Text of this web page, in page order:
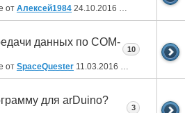
от Алексей1984 24.10.2016 12:59
данных по COM-
от SpaceQuester 11.03.2016 13:31
10
для arDuino?
3